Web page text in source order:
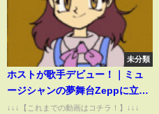
未分類
ホストが歌手デビュー！｜ミュ
ージシャンの夢舞台Zeppに立つ
【歌舞伎町の蘭社長】
↓↓↓【これまでの動画はコチラ！】↓↓↓